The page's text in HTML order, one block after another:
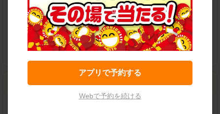
各種サービス
大阪内平野町店
アプリで予約する
Webで予約を続ける